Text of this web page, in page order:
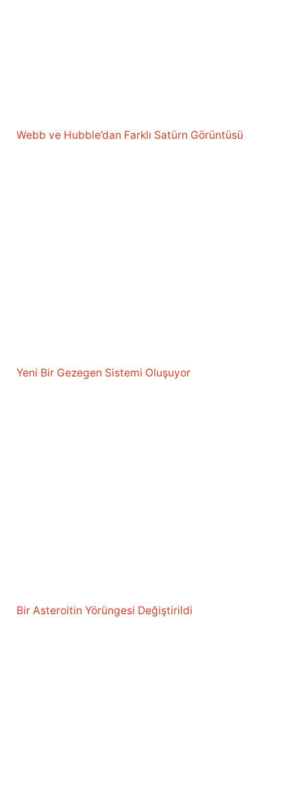
Webb ve Hubble’dan Farklı Satürn Görüntüsü
Yeni Bir Gezegen Sistemi Oluşuyor
Bir Asteroitin Yörüngesi Değiştirildi